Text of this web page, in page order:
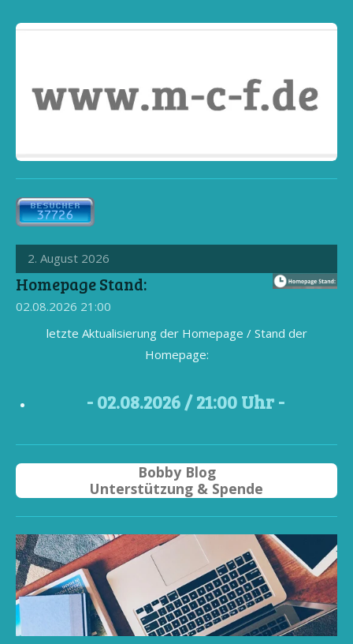
2. August 2026
Homepage Stand:
02.08.2026 21:00
letzte Aktualisierung der Homepage / Stand der
Homepage:
- 02.08.2026 / 21:00 Uhr -
Bobby Blog
Unterstützung & Spende